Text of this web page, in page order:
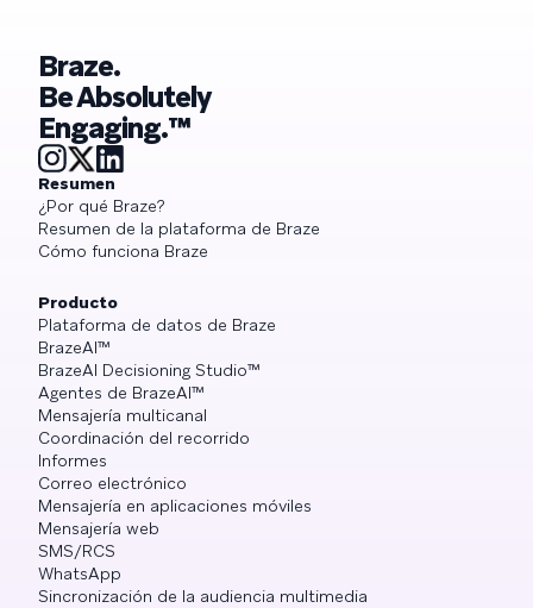
Braze.
Be Absolutely
Engaging.™
Resumen
¿Por qué Braze?
Resumen de la plataforma de Braze
Cómo funciona Braze
Producto
Plataforma de datos de Braze
BrazeAI™
BrazeAI Decisioning Studio™
Agentes de BrazeAI™
Mensajería multicanal
Coordinación del recorrido
Informes
Correo electrónico
Mensajería en aplicaciones móviles
Mensajería web
SMS/RCS
WhatsApp
Sincronización de la audiencia multimedia